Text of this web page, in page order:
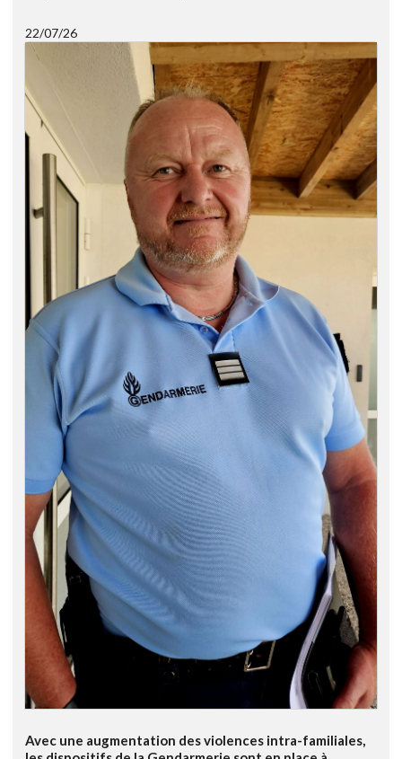
22/07/26
Avec une augmentation des violences intra-familiales,